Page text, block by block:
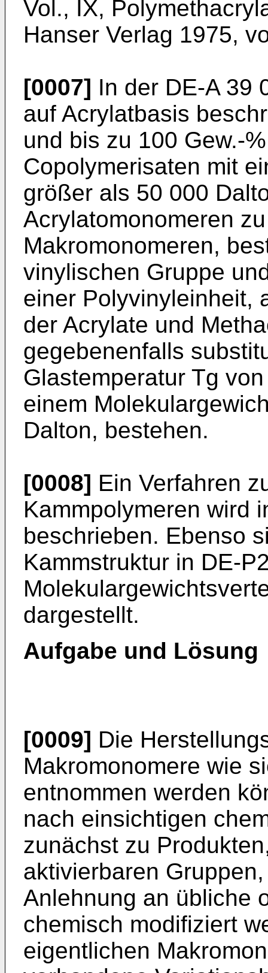
Vol., IX,
Hanser Verlag 1975,
[0007] In der DE-A 39
auf Acrylatbasis
und bis zu 100 Gew.-
Copolymerisaten mit
größer als 50 000
Acrylatomonomeren
Makromonomeren,
vinylischen Gruppe
einer Polyvinyleinheit,
der Acrylate und
gegebenenfalls
Glastemperatur Tg
einem
Dalton, bestehen.
[0008] Ein Verfahren
Kammpolymeren wird
beschrieben. Ebenso
Kammstruktur in DE-
dargestellt.
Aufgabe und Lösung
[0009] Die
Makromonomere wie
entnommen werden
nach einsichtigen
zunächst zu
aktivierbaren
Anlehnung an übliche
chemisch modifiziert
eigentlichen